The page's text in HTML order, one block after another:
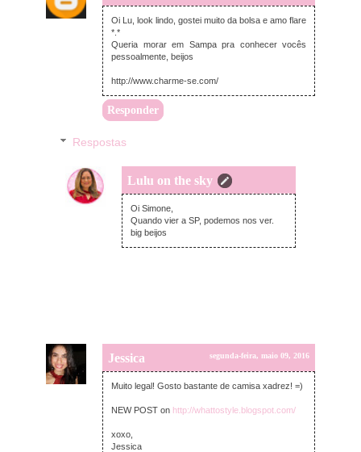
Oi Lu, look lindo, gostei muito da bolsa e amo flare
*.*
Queria morar em Sampa pra conhecer vocês
pessoalmente, beijos
http://www.charme-se.com/
Responder
Respostas
Lulu on the sky
segunda-feira, maio 09, 2016
Oi Simone,
Quando vier a SP, podemos nos ver.
big beijos
Jessica segunda-feira, maio 09, 2016
Muito legal! Gosto bastante de camisa xadrez! =)
NEW POST on http://whattostyle.blogspot.com/
xoxo,
Jessica